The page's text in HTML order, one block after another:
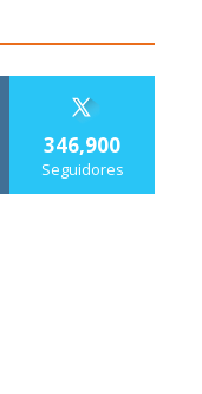
346,900
Seguidores